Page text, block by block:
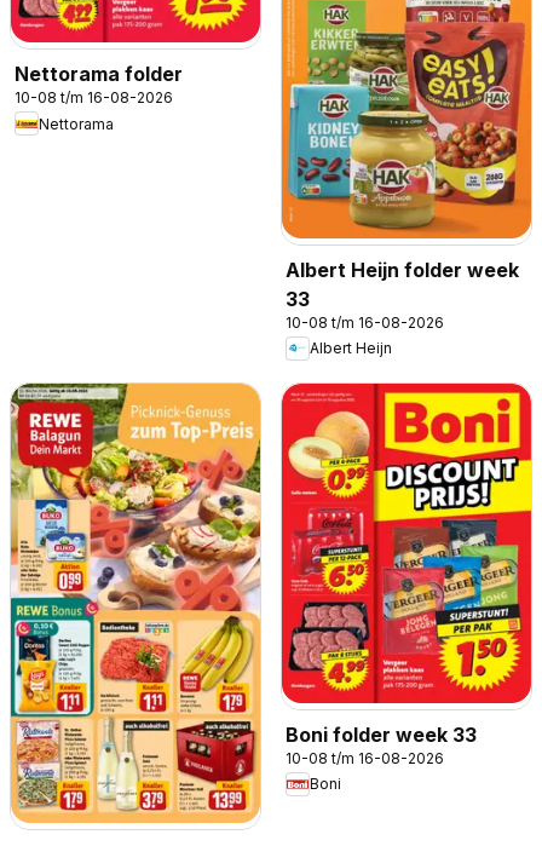
Nettorama folder
10-08 t/m 16-08-2026
Nettorama
Albert Heijn folder week
33
10-08 t/m 16-08-2026
Albert Heijn
Boni folder week 33
10-08 t/m 16-08-2026
Boni